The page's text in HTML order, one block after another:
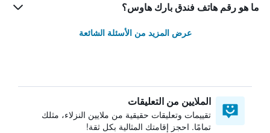
ما هو رقم هاتف فندق بارك هاوس؟
عرض المزيد من الأسئلة الشائعة
الملايين من التعليقات
تقييمات وتعليقات حقيقية من ملايين النزلاء، مثلك
تمامًا. احجز إقامتك المثالية بكل ثقة!